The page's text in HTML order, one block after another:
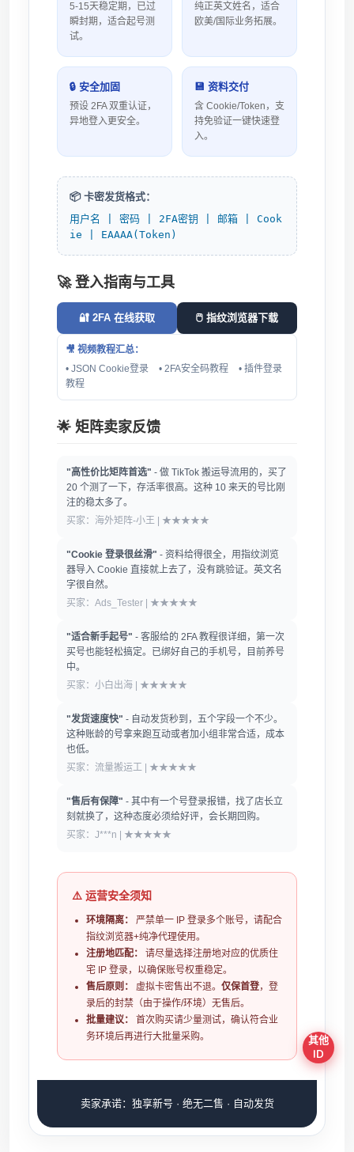
5-15天稳定期，已过
瞬封期，适合起号测
试。
纯正英文姓名，适合
欧美/国际业务拓展。
🔒 安全加固
预设 2FA 双重认证，
异地登入更安全。
💾 资料交付
含 Cookie/Token，支
持免验证一键快速登
入。
📦 卡密发货格式：
用户名 | 密码 | 2FA密钥 | 邮箱 | Cook
ie | EAAAA(Token)
🚀 登入指南与工具
🔐 2FA 在线获取 🖱️ 指纹浏览器下载
🎥 视频教程汇总：
• JSON Cookie登录
• 2FA安全码教程
• 插件登录
教程
🌟 矩阵卖家反馈
"高性价比矩阵首选" - 做 TikTok 搬运导流用的，买了
20 个测了一下，存活率很高。这种 10 来天的号比刚
注的稳太多了。
买家：海外矩阵-小王 | ★★★★★
"Cookie 登录很丝滑" - 资料给得很全，用指纹浏览
器导入 Cookie 直接就上去了，没有跳验证。英文名
字很自然。
买家：Ads_Tester | ★★★★★
"适合新手起号" - 客服给的 2FA 教程很详细，第一次
买号也能轻松搞定。已绑好自己的手机号，目前养号
中。
买家：小白出海 | ★★★★★
"发货速度快" - 自动发货秒到，五个字段一个不少。
这种账龄的号拿来跑互动或者加小组非常合适，成本
也低。
买家：流量搬运工 | ★★★★★
"售后有保障" - 其中有一个号登录报错，找了店长立
刻就换了，这种态度必须给好评，会长期回购。
买家：J***n | ★★★★★
⚠️ 运营安全须知
环境隔离：
严禁单一 IP 登录多个账号，请配合
指纹浏览器+纯净代理使用。
注册地匹配：
请尽量选择注册地对应的优质住
宅 IP 登录，以确保账号权重稳定。
售后原则：
虚拟卡密售出不退。 仅保首登，登
录后的封禁（由于操作/环境）无售后。
批量建议：
首次购买请少量测试，确认符合业
务环境后再进行大批量采购。
卖家承诺：独享新号 · 绝无二售 · 自动发货
其他
ID